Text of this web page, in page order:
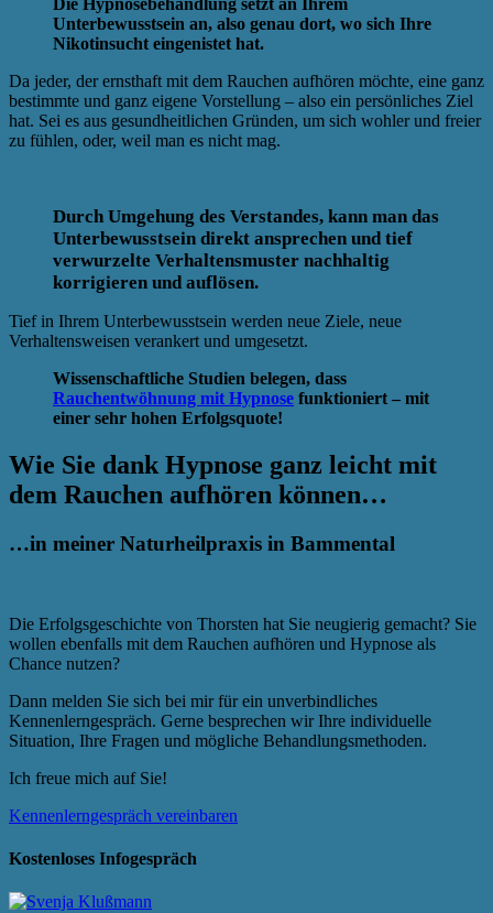
Die Hypnosebehandlung setzt an Ihrem
Unterbewusstsein an, also genau dort, wo sich Ihre
Nikotinsucht eingenistet hat.
Da jeder, der ernsthaft mit dem Rauchen aufhören möchte, eine ganz
bestimmte und ganz eigene Vorstellung – also ein persönliches Ziel
hat. Sei es aus gesundheitlichen Gründen, um sich wohler und freier
zu fühlen, oder, weil man es nicht mag.
Durch Umgehung des Verstandes, kann man das
Unterbewusstsein direkt ansprechen und tief
verwurzelte Verhaltensmuster nachhaltig
korrigieren und auflösen.
Tief in Ihrem Unterbewusstsein werden neue Ziele, neue
Verhaltensweisen verankert und umgesetzt.
Wissenschaftliche Studien belegen, dass
Rauchentwöhnung mit Hypnose funktioniert – mit
einer sehr hohen Erfolgsquote!
Wie Sie dank Hypnose ganz leicht mit
dem Rauchen aufhören können…
…in meiner Naturheilpraxis in Bammental
Die Erfolgsgeschichte von Thorsten hat Sie neugierig gemacht? Sie
wollen ebenfalls mit dem Rauchen aufhören und Hypnose als
Chance nutzen?
Dann melden Sie sich bei mir für ein unverbindliches
Kennenlerngespräch. Gerne besprechen wir Ihre individuelle
Situation, Ihre Fragen und mögliche Behandlungsmethoden.
Ich freue mich auf Sie!
Kennenlerngespräch vereinbaren
Kostenloses Infogespräch